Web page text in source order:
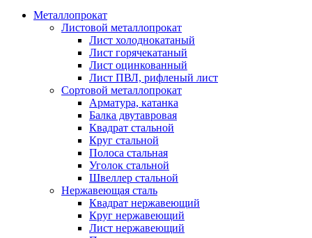
Металлопрокат
Листовой металлопрокат
Лист холоднокатаный
Лист горячекатаный
Лист оцинкованный
Лист ПВЛ, рифленый лист
Сортовой металлопрокат
Арматура, катанка
Балка двутавровая
Квадрат стальной
Круг стальной
Полоса стальная
Уголок стальной
Швеллер стальной
Нержавеющая сталь
Квадрат нержавеющий
Круг нержавеющий
Лист нержавеющий